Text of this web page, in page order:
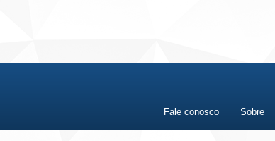
Fale conosco Sobre